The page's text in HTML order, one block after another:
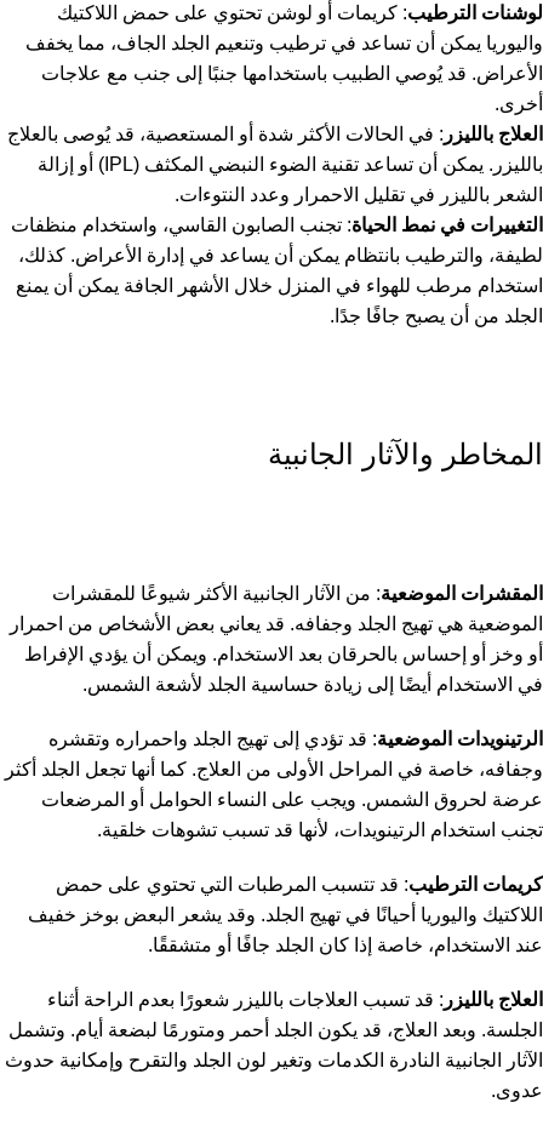
لوشنات الترطيب: كريمات أو لوشن تحتوي على حمض اللاكتيك
واليوريا يمكن أن تساعد في ترطيب وتنعيم الجلد الجاف، مما يخفف
الأعراض. قد يُوصي الطبيب باستخدامها جنبًا إلى جنب مع علاجات
أخرى.
العلاج بالليزر : في الحالات الأكثر شدة أو المستعصية، قد يُوصى بالعلاج
بالليزر. يمكن أن تساعد تقنية الضوء النبضي المكثف (IPL) أو إزالة
الشعر بالليزر في تقليل الاحمرار وعدد النتوءات.
التغييرات في نمط الحياة: تجنب الصابون القاسي، واستخدام منظفات
لطيفة، والترطيب بانتظام يمكن أن يساعد في إدارة الأعراض. كذلك،
استخدام مرطب للهواء في المنزل خلال الأشهر الجافة يمكن أن يمنع
الجلد من أن يصبح جافًا جدًا.
المخاطر والآثار الجانبية
المقشرات الموضعية: من الآثار الجانبية الأكثر شيوعًا للمقشرات
الموضعية هي تهيج الجلد وجفافه. قد يعاني بعض الأشخاص من احمرار
أو وخز أو إحساس بالحرقان بعد الاستخدام. ويمكن أن يؤدي الإفراط
في الاستخدام أيضًا إلى زيادة حساسية الجلد لأشعة الشمس.
الرتينويدات الموضعية: قد تؤدي إلى تهيج الجلد واحمراره وتقشره
وجفافه، خاصة في المراحل الأولى من العلاج. كما أنها تجعل الجلد أكثر
عرضة لحروق الشمس. ويجب على النساء الحوامل أو المرضعات
تجنب استخدام الرتينويدات، لأنها قد تسبب تشوهات خلقية.
كريمات الترطيب: قد تتسبب المرطبات التي تحتوي على حمض
اللاكتيك واليوريا أحيانًا في تهيج الجلد. وقد يشعر البعض بوخز خفيف
عند الاستخدام، خاصة إذا كان الجلد جافًا أو متشققًا.
العلاج بالليزر : قد تسبب العلاجات بالليزر شعورًا بعدم الراحة أثناء
الجلسة. وبعد العلاج، قد يكون الجلد أحمر ومتورمًا لبضعة أيام. وتشمل
الآثار الجانبية النادرة الكدمات وتغير لون الجلد والتقرح وإمكانية حدوث
عدوى.